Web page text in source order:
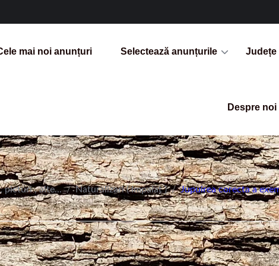
mai noi anunțuri Selectează anunțurile Județe
Despre noi
picturi , alte... / Naturalizari ( Impaiat ) / Jupuirea corecta a